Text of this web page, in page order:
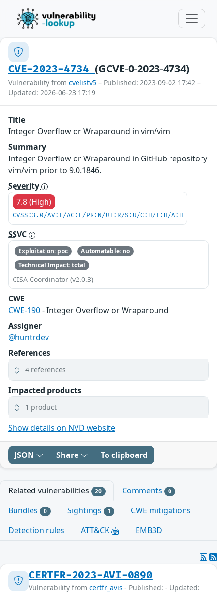
CVE-2023-4734(GCVE-0-2023-4734)
Vulnerability from cvelistv5 – Published: 2023-09-02 17:42 –
Updated: 2026-06-23 17:19
Title
Integer Overflow or Wraparound in vim/vim
Summary
Integer Overflow or Wraparound in GitHub repository
vim/vim prior to 9.0.1846.
Severity
7.8 (High)
CVSS:3.0/AV:L/AC:L/PR:N/UI:R/S:U/C:H/I:H/A:H
SSVC
Exploitation: poc
Automatable: no
Technical Impact: total
CISA Coordinator (v2.0.3)
CWE
CWE-190- Integer Overflow or Wraparound
Assigner
@huntrdev
References
4 references
Impacted products
1 product
Show details on NVD website
JSON Share To clipboard
Related vulnerabilities 20 Comments 0
Bundles 0 Sightings 1
CWE mitigations
Detection rules
ATT&CK EMB3D
CERTFR-2023-AVI-0890
Vulnerability from certfr_avis - Published: - Updated: